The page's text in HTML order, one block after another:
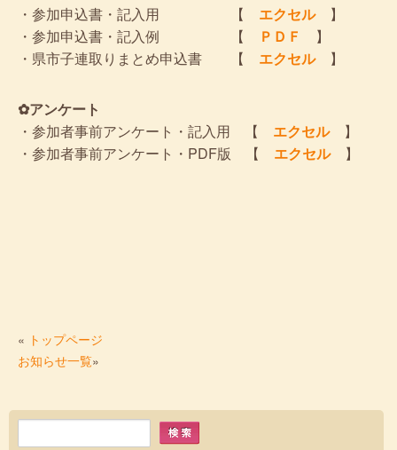
・参加申込書・記入用 【 エクセル】
・参加申込書・記入例 【
ＰＤＦ
】
・県市子連取りまとめ申込書 【 エクセル】
✿アンケート
・参加者事前アンケート・記入用 【 エクセル】
・参加者事前アンケート・PDF版 【 エクセル】
« トップページ
お知らせ一覧»